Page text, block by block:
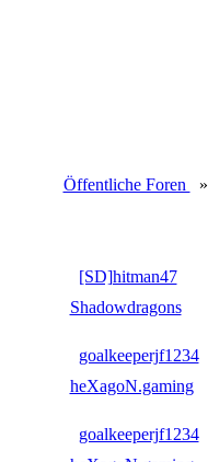
Öffentliche Foren »
[SD]hitman47
Shadowdragons
goalkeeperjf1234
heXagoN.gaming
goalkeeperjf1234